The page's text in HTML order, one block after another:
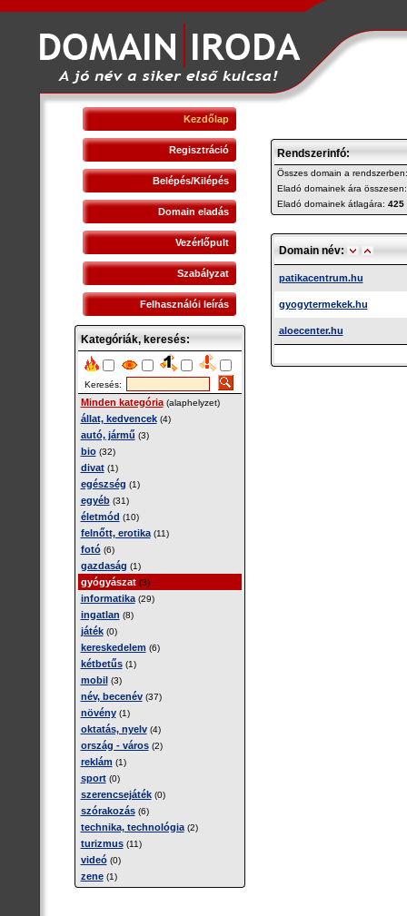
Kezdőlap
Regisztráció
Belépés/Kilépés
Domain eladás
Vezérlőpult
Szabályzat
Felhasználói leírás
Kategóriák, keresés:
Keresés:
Minden kategória(alaphelyzet)
állat, kedvencek(4)
autó, jármű (3)
bio(32)
divat(1)
egészség (1)
egyéb(31)
életmód (10)
felnőtt, erotika(11)
fotó(6)
gazdaság (1)
gyógyászat(3)
informatika(29)
ingatlan (8)
játék(0)
kereskedelem (6)
kétbetűs(1)
mobil (3)
név, becenév(37)
növény(1)
oktatás, nyelv(4)
ország - város(2)
reklám (1)
sport(0)
szerencsejáték(0)
szórakozás(6)
technika, technológia(2)
turizmus(11)
videó(0)
zene(1)
Rendszerinfó:
Összes domain a
Eladó domainek ára
Eladó domainek átlagára: 425
Domain név:
patikacentrum.hu
gyogytermekek.hu
aloecenter.hu